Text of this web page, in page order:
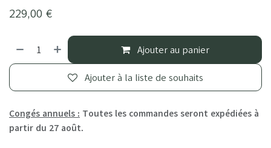
229,00 €
Ajouter au panier
Ajouter à la liste de souhaits
Congés annuels : Toutes les commandes seront expédiées à
partir du 27 août.